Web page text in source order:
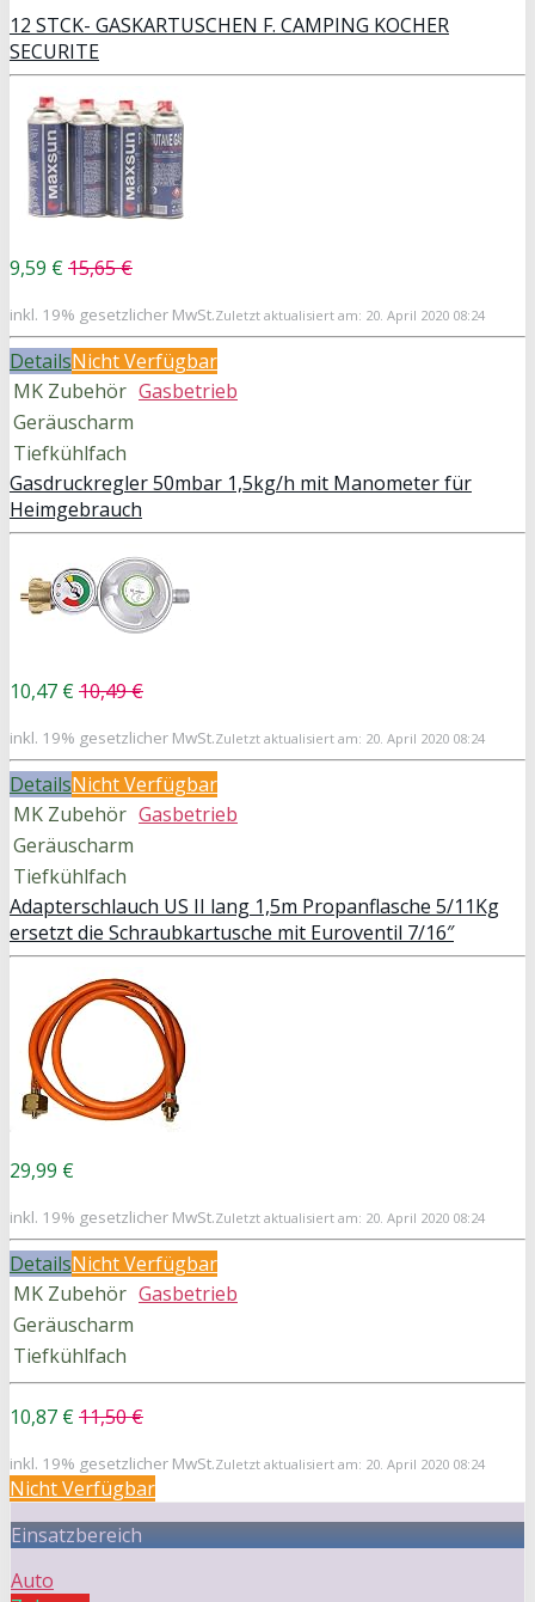
12 STCK- GASKARTUSCHEN F. CAMPING KOCHER
SECURITE
9,59 € 15,65 €
inkl. 19% gesetzlicher MwSt.Zuletzt aktualisiert am: 20. April 2020 08:24
DetailsNicht Verfügbar
MK Zubehör Gasbetrieb
Geräuscharm
Tiefkühlfach
Gasdruckregler 50mbar 1,5kg/h mit Manometer für
Heimgebrauch
10,47 € 10,49 €
inkl. 19% gesetzlicher MwSt.Zuletzt aktualisiert am: 20. April 2020 08:24
DetailsNicht Verfügbar
MK Zubehör Gasbetrieb
Geräuscharm
Tiefkühlfach
Adapterschlauch US II lang 1,5m Propanflasche 5/11Kg
ersetzt die Schraubkartusche mit Euroventil 7/16″
29,99 €
inkl. 19% gesetzlicher MwSt.Zuletzt aktualisiert am: 20. April 2020 08:24
DetailsNicht Verfügbar
MK Zubehör Gasbetrieb
Geräuscharm
Tiefkühlfach
10,87 € 11,50 €
inkl. 19% gesetzlicher MwSt.Zuletzt aktualisiert am: 20. April 2020 08:24
Nicht Verfügbar
Einsatzbereich
Auto